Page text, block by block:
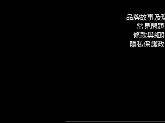
品牌故事及
常見問題
條款與細
隱私保護